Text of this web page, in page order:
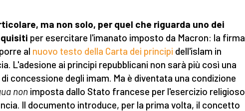
ma non solo, per quel che riguarda uno dei
per esercitare l'imanato imposto da Macron: la firma
al nuovo testo della Carta dei principi dell'islam in
L'adesione ai principi repubblicani non sarà più così una
concessione degli imam. Ma è diventata una condizione
non imposta dallo Stato francese per l'esercizio religioso
Il documento introduce, per la prima volta, il concetto